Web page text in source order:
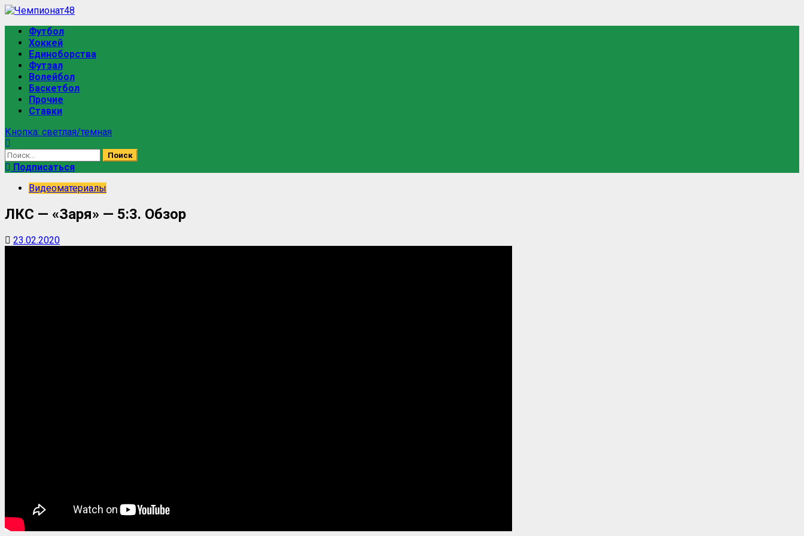
Перейти
содержимому
Основное
меню
Футбол
Хоккей
Единоборства
Футзал
Волейбол
Баскетбол
Прочие
Ставки
Кнопка: светлая/темная
Найти:
Подписаться
Видеоматериалы
ЛКС — «Заря» — 5:3. Обзор
23.02.2020